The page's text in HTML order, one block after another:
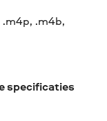
.m4p, .m4b,
specificaties